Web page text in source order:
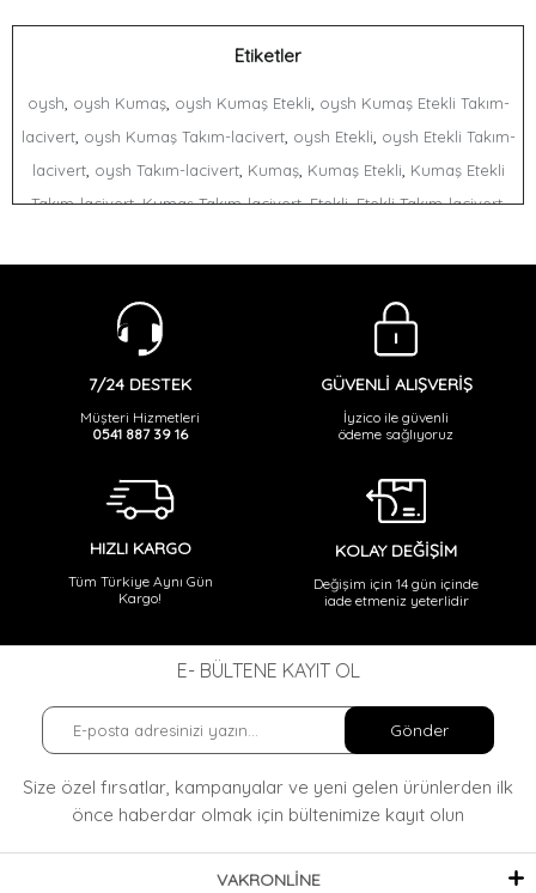
Etiketler
oysh, oysh Kumaş, oysh Kumaş Etekli, oysh Kumaş Etekli Takım-
lacivert, oysh Kumaş Takım-lacivert, oysh Etekli, oysh Etekli Takım-
lacivert, oysh Takım-lacivert, Kumaş, Kumaş Etekli, Kumaş Etekli
Takım-lacivert, Kumaş Takım-lacivert, Etekli, Etekli Takım-lacivert,
7/24 DESTEK
Müşteri Hizmetleri
0541 887 39 16
GÜVENLİ ALIŞVERİŞ
İyzico ile güvenli
ödeme sağlıyoruz
HIZLI KARGO
Tüm Türkiye Aynı Gün
Kargo!
KOLAY DEĞİŞİM
Değişim için 14 gün içinde
iade etmeniz yeterlidir
E- BÜLTENE KAYIT OL
Gönder
Size özel fırsatlar, kampanyalar ve yeni gelen ürünlerden ilk
önce haberdar olmak için bültenimize kayıt olun
VAKRONLİNE